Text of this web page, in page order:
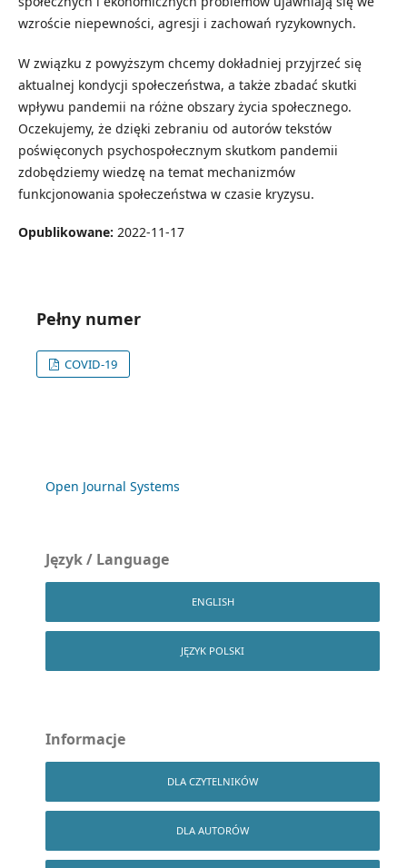
wzroście niepewności, agresji i zachowań ryzykownych.
W związku z powyższym chcemy dokładniej przyjrzeć się
aktualnej kondycji społeczeństwa, a także zbadać skutki
wpływu pandemii na różne obszary życia społecznego.
Oczekujemy, że dzięki zebraniu od autorów tekstów
poświęconych psychospołecznym skutkom pandemii
zdobędziemy wiedzę na temat mechanizmów
funkcjonowania społeczeństwa w czasie kryzysu.
Opublikowane: 2022-11-17
Pełny numer
COVID-19
Open Journal Systems
Język / Language
ENGLISH
JĘZYK POLSKI
Informacje
DLA CZYTELNIKÓW
DLA AUTORÓW